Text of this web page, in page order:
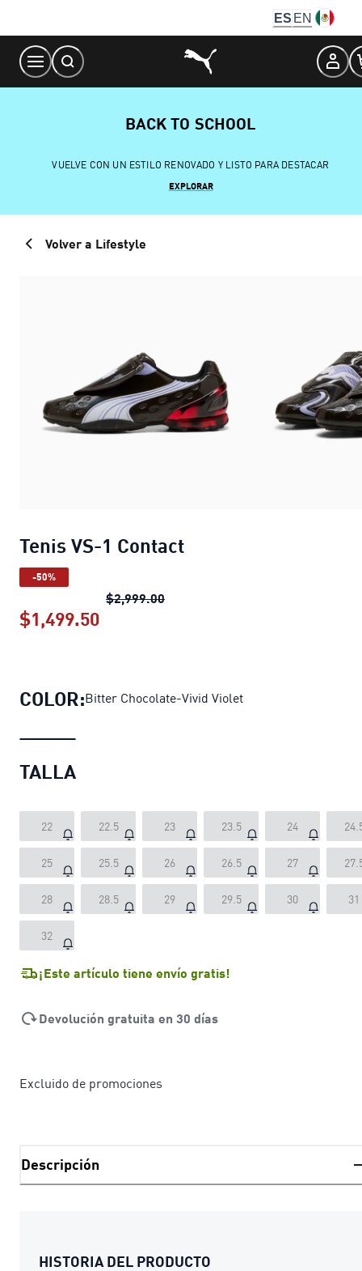
Content
ES EN
BACK TO SCHOOL
VUELVE CON UN ESTILO RENOVADO Y LISTO PARA DESTACAR
EXPLORAR
Volver a Lifestyle
Tenis VS-1 Contact
-50%
$2,999.00Tenis VS-1 Contact
$1,499.50
COLOR:Bitter Chocolate-Vivid Violet
TALLA
22 22.5 23 23.5 24
25 25.5 26 26.5 27
28 28.5 29 29.5 30 31
32
¡Este artículo tiene envío gratis!
Devolución gratuita en 30 días
Excluido de promociones
Descripción
HISTORIA DEL PRODUCTO